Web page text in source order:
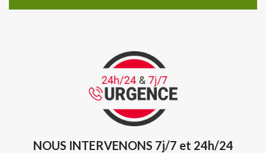
NOUS INTERVENONS 7j/7 et 24h/24